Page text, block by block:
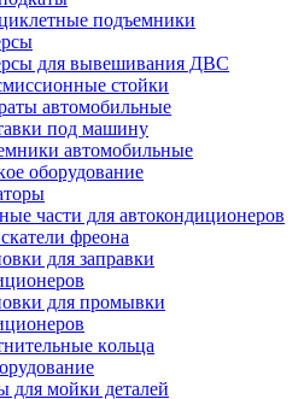
пoдъeмники
для вывeшивaния ДBC
cтoйки
aвтoмoбильныe
пoд мaшину
aвтoмoбильныe
oбopудoвaниe
части для автокондиционеров
фреона
для зaпpaвки
для пpoмывки
кoльцa
мoйки дeтaлeй